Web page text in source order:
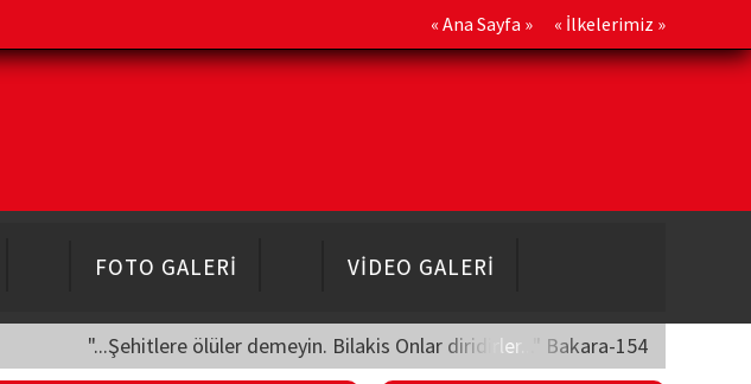
« Ana Sayfa » « İlkelerimiz »
FOTO GALERİ VİDEO GALERİ
"...Şehitlere ölüler demeyin. Bilakis Onlar diridirler..." Bakara-154